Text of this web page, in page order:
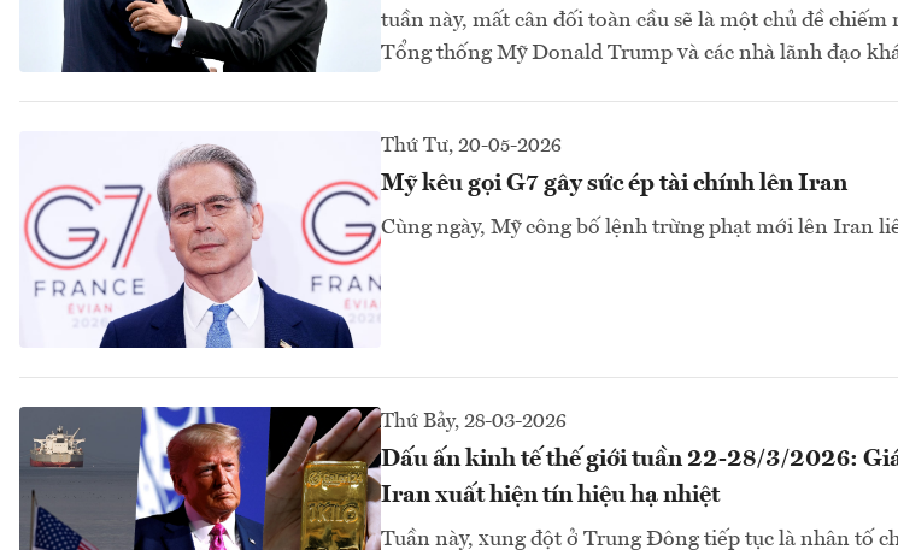
tuần này, mất cân đối toàn cầu sẽ là một chủ đề
Tổng thống Mỹ Donald Trump và các nhà lãnh đạo
Thứ Tư, 20-05-2026
Mỹ kêu gọi G7 gây sức ép tài chính lên Iran
Cùng ngày, Mỹ công bố lệnh trừng phạt mới lên Iran
Thứ Bảy, 28-03-2026
Dấu ấn kinh tế thế giới tuần 22-28/3/2026:
Iran xuất hiện tín hiệu hạ nhiệt
Tuần này, xung đột ở Trung Đông tiếp tục là nhân tố